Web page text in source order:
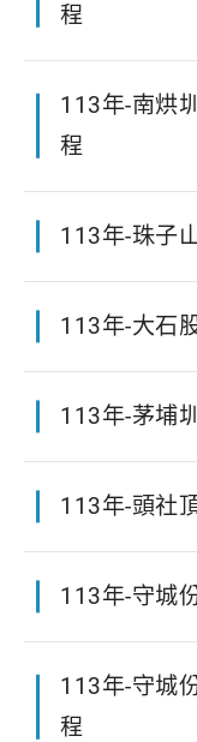
程
113年-南烘
程
113年-珠子
113年-大石
113年-茅埔
113年-頭社
113年-守城
113年-守城
程